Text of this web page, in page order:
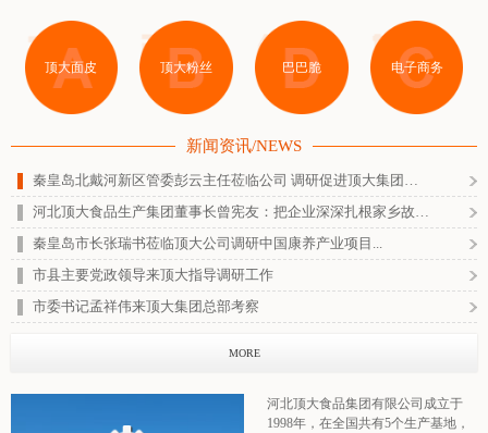
顶大面皮 顶大粉丝 巴巴脆 电子商务
新闻资讯/NEWS
秦皇岛市长张瑞书莅临顶大公司调研中国康养产业项目...
市县主要党政领导来顶大指导调研工作
市委书记孟祥伟来顶大集团总部考察
MORE
河北顶大食品集团有限公司成立于
1998年，在全国共有5个生产基地，